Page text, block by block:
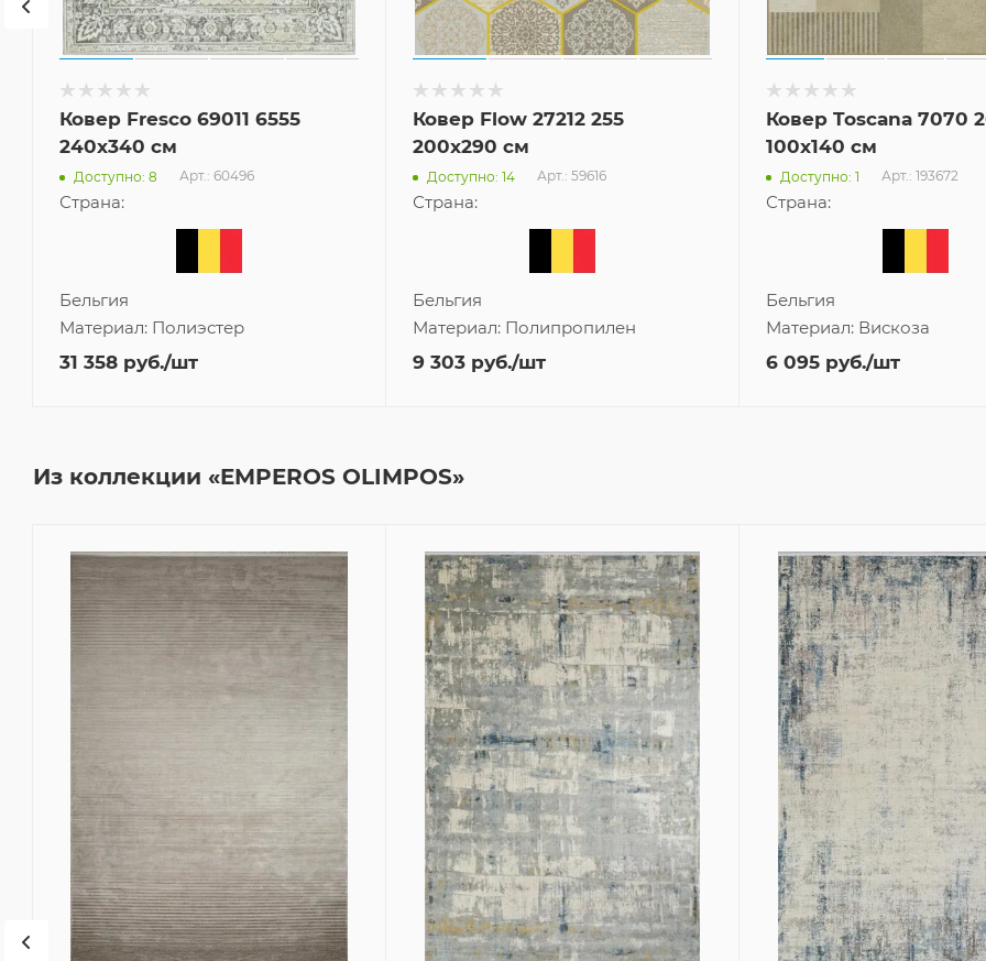
Ковер Fresco 69011 6555
240x340 см
Доступно: 8 Арт.: 60496
Страна:
Бельгия
Материал: Полиэстер
31 358 руб./шт
Ковер Flow 27212 255
200x290 см
Доступно: 14 Арт.: 59616
Страна:
Бельгия
Материал: Полипропилен
9 303 руб./шт
Ковер Toscana 7070
100x140 см
Доступно: 1 Арт.: 193672
Страна:
Бельгия
Материал: Вискоза
6 095 руб./шт
Из коллекции «EMPEROS OLIMPOS»